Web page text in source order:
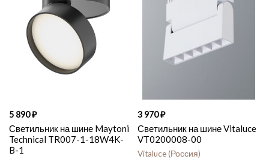
5 890
Светильник на шине Maytoni
Technical TR007-1-18W4K-
B-1
3 970
Светильник на шине Vitaluce
VT0200008-00
Vitaluce Россия